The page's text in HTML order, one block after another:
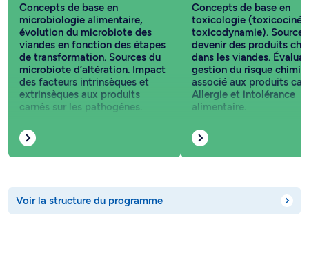
Concepts de base en
microbiologie alimentaire,
évolution du microbiote des
viandes en fonction des étapes
de transformation. Sources du
microbiote d’altération. Impact
des facteurs intrinsèques et
extrinsèques aux produits
carnés sur les pathogènes.
Concepts de base en
toxicologie
toxicodynamie).
devenir des produits
dans les viandes.
gestion du risque
associé aux produits
Allergie et intolérance
alimentaire.
Voir la structure du programme